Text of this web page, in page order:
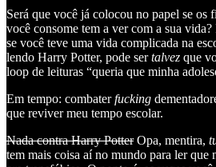
Será que você já colocou no papel se os
você consome tem a ver com a sua
se você teve uma vida complicada na
lendo Harry Potter, pode sertalvez que
loop de leituras “queria que minha
Em tempo: combaterfucking
que reviver meu tempo escolar.
Nada contra Harry PotterOpa, mentira,
tem mais coisa aí no mundo para ler que